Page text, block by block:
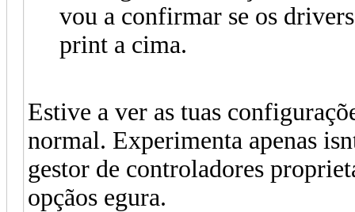
vou a confirmar se os
print a cima.
Estive a ver as tuas
normal. Experimenta apenas
gestor de controladores
opçãos egura.